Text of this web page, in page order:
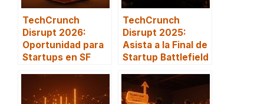
TechCrunch
Disrupt 2026:
Oportunidad para
Startups en SF
TechCrunch
Disrupt 2025:
Asista a la Final de
Startup Battlefield